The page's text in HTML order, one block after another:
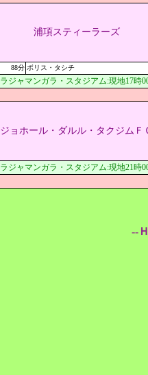
浦項スティーラーズ
88分 ボリス・タシチ
ラジャマンガラ・スタジアム:現地17時
ジョホール・ダルル・タクジムＦ
ラジャマンガラ・スタジアム:現地21時
--